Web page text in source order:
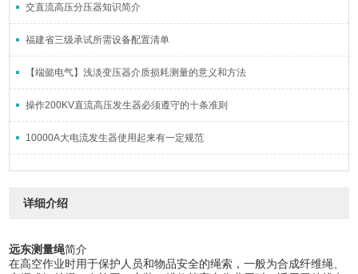
交直流高压分压器知识简介
福建省三级承试所需设备配置清单
【端懿电气】浅淡变压器介质损耗测量的意义和方法
操作200KV直流高压发生器必须遵守的十条准则
10000A大电流发生器使用起来有一定规范
详细介绍
远东测量绳简介
在高空作业时用于保护人员和物品安全的绳索，一般为合成纤维绳、